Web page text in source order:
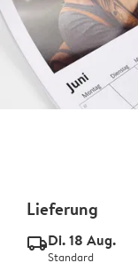
Lieferung
delivery_standard_v2Di. 18 Aug.
Standard